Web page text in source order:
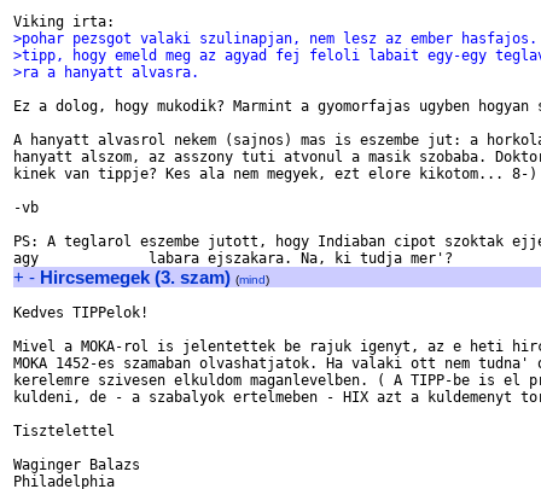
>pohar pezsgot valaki szulinapjan, nem lesz az ember hasfajos.
>tipp, hogy emeld meg az agyad fej feloli labait egy-egy
>ra a hanyatt alvasra.
Ez a dolog, hogy mukodik? Marmint a gyomorfajas ugyben
A hanyatt alvasrol nekem (sajnos) mas is eszembe jut: a
hanyatt alszom, az asszony tuti atvonul a masik szobaba.
kinek van tippje? Kes ala nem megyek, ezt elore kikotom... 8-)
-vb
PS: A teglarol eszembe jutott, hogy Indiaban cipot szoktak
+ - Hircsemegek (3. szam) (mind)
Kedves TIPPelok!
Mivel a MOKA-rol is jelentettek be rajuk igenyt, az e heti
MOKA 1452-es szamaban olvashatjatok. Ha valaki ott nem
kerelemre szivesen elkuldom maganlevelben. ( A TIPP-be is el
kuldeni, de - a szabalyok ertelmeben - HIX azt a kuldemenyt
Tisztelettel
Waginger Balazs